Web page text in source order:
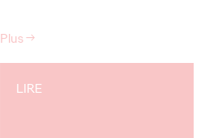
Plus→
LIRE